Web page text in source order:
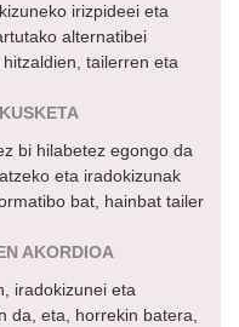
irizpideei eta
alternatibei
tailerren eta
bi hilabetez egongo da
eta iradokizunak
bat, hainbat tailer
AKORDIOA
iradokizunei eta
da, eta, horrekin batera,